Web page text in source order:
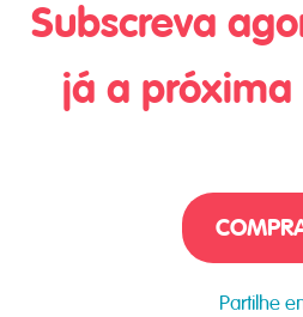
Subscreva
já a
Partilhe